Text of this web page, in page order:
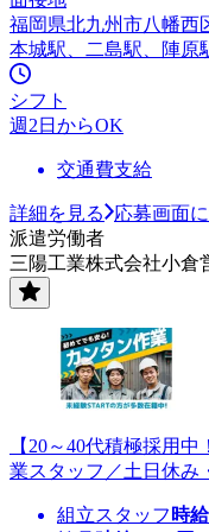
福岡県北九州市八幡西
本城駅、二島駅、陣原
シフト
週2日からOK
交通費支給
詳細を見る
応募画面
派遣労働者
三陽工業株式会社小
【20～40代積極採用
業スタッフ／土日休
組立スタッフ 時給